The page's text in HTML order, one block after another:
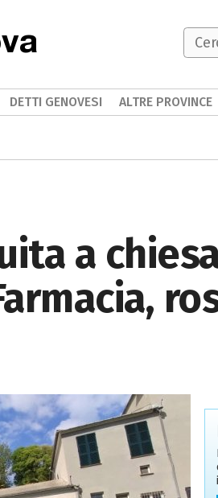
a
DETTI GENOVESI ALTRE PROVINCE